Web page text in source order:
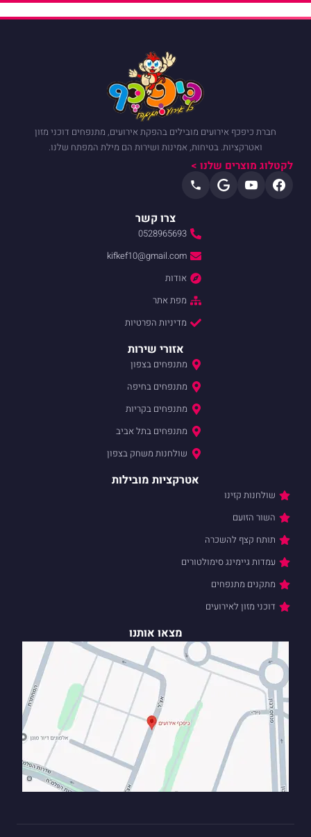
חברת כיפכף אירועים מובילים בהפקת אירועים, מתנפחים דוכני מזון
ואטרקציות. בטיחות, אמינות ושירות הם מילת המפתח שלנו.
לקטלוג מוצרים שלנו >
צרו קשר
0528965693
kifkef10@gmail.com
אודות
מפת אתר
מדיניות הפרטיות
אזורי שירות
מתנפחים בצפון
מתנפחים בחיפה
מתנפחים בקריות
מתנפחים בתל אביב
שולחנות משחק בצפון
אטרקציות מובילות
שולחנות קזינו
השור הזועם
תותח קצף להשכרה
עמדות גיימינג סימולטורים
מתקנים מתנפחים
דוכני מזון לאירועים
מצאו אותנו